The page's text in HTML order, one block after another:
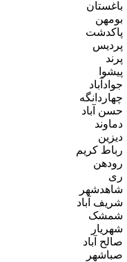
باغستان
بومهن
پاکدشت
پردیس
پرند
پیشوا
جوادآباد
چهاردانگه
حسن آباد
دماوند
دیزین
رباط کریم
رودهن
ری
شاهدشهر
شریف آباد
شمشک
شهریار
صالح آباد
صباشهر